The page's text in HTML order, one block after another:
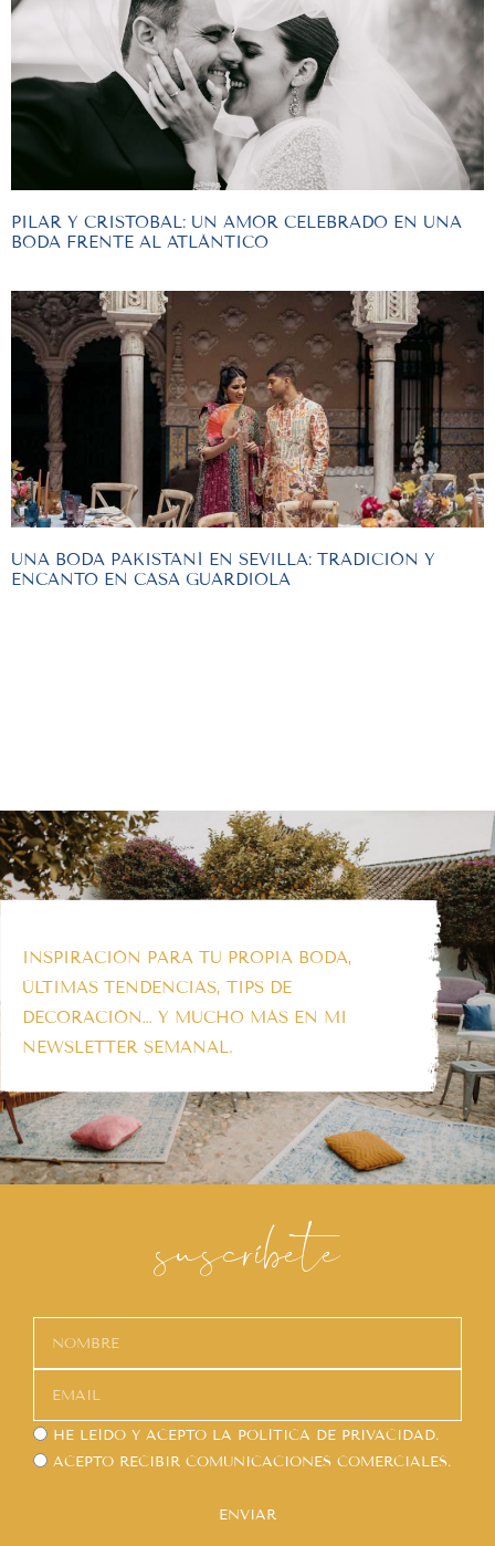
PILAR Y CRISTOBAL: UN AMOR CELEBRADO EN UNA
BODA FRENTE AL ATLÁNTICO
UNA BODA PAKISTANÍ EN SEVILLA: TRADICIÓN Y
ENCANTO EN CASA GUARDIOLA
INSPIRACIÓN PARA TU PROPIA BODA,
ÚLTIMAS TENDENCIAS, TIPS DE
DECORACIÓN… Y MUCHO MÁS EN MI
NEWSLETTER SEMANAL.
suscríbete
HE LEÍDO Y ACEPTO LA POLÍTICA DE PRIVACIDAD.
ACEPTO RECIBIR COMUNICACIONES COMERCIALES.
ENVIAR